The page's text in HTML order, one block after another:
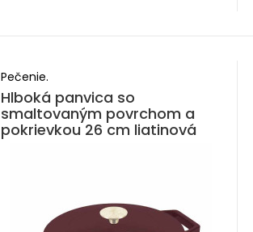
Pečenie.
Hlboká panvica so
smaltovaným povrchom a
pokrievkou 26 cm liatinová
Leonardo Collection